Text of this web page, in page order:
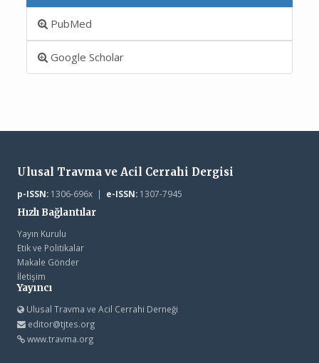
PubMed
Google Scholar
Ulusal Travma ve Acil Cerrahi Dergisi
p-ISSN:1306-696x | e-ISSN:1307-7945
Hızlı Bağlantılar
Yayın Kurulu
Etik ve Politikalar
Makale Gönder
İletişim
Yayıncı
Ulusal Travma ve Acil Cerrahi Derneği
editor@tjtes.org
www.travma.org